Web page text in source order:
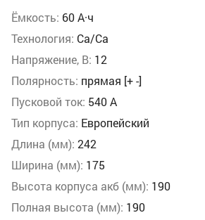
Ёмкость: 60 А·ч
Технология: Ca/Ca
Напряжение, В: 12
Полярность: прямая [+ -]
Пусковой ток: 540 А
Тип корпуса: Европейский
Длина (мм): 242
Ширина (мм): 175
Высота корпуса акб (мм): 190
Полная высота (мм): 190